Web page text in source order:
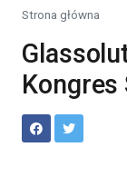
Strona główna